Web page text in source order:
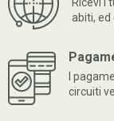
Ricevi i
abiti, ed
I
circuiti